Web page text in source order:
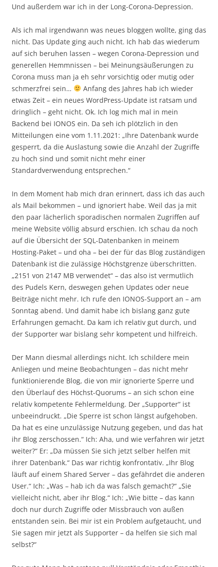
Und außerdem war ich in der Long-Corona-Depression.
Als ich mal irgendwann was neues bloggen wollte, ging das
nicht. Das Update ging auch nicht. Ich hab das wiederum
auf sich beruhen lassen – wegen Corona-Depression und
generellen Hemmnissen – bei Meinungsäußerungen zu
Corona muss man ja eh sehr vorsichtig oder mutig oder
schmerzfrei sein…
Anfang des Jahres hab ich wieder
etwas Zeit – ein neues WordPress-Update ist ratsam und
dringlich – geht nicht. Ok. Ich log mich mal in mein
Backend bei IONOS ein. Da seh ich plötzlich in den
Mitteilungen eine vom 1.11.2021: „Ihre Datenbank wurde
gesperrt, da die Auslastung sowie die Anzahl der Zugriffe
zu hoch sind und somit nicht mehr einer
Standardverwendung entsprechen.“
In dem Moment hab mich dran erinnert, dass ich das auch
als Mail bekommen – und ignoriert habe. Weil das ja mit
den paar lächerlich sporadischen normalen Zugriffen auf
meine Website völlig absurd erschien. Ich schau da noch
auf die Übersicht der SQL-Datenbanken in meinem
Hosting-Paket – und oha – bei der für das Blog zuständigen
Datenbank ist die zulässige Höchstgrenze überschritten.
„2151 von 2147 MB verwendet“ – das also ist vermutlich
des Pudels Kern, deswegen gehen Updates oder neue
Beiträge nicht mehr. Ich rufe den IONOS-Support an – am
Sonntag abend. Und damit habe ich bislang ganz gute
Erfahrungen gemacht. Da kam ich relativ gut durch, und
der Supporter war bislang sehr kompetent und hilfreich.
Der Mann diesmal allerdings nicht. Ich schildere mein
Anliegen und meine Beobachtungen – das nicht mehr
funktionierende Blog, die von mir ignorierte Sperre und
den Überlauf des Höchst-Quorums – an sich schon eine
relativ kompetente Fehlermeldung. Der „Supporter“ ist
unbeeindruckt. „Die Sperre ist schon längst aufgehoben.
Da hat es eine unzulässige Nutzung gegeben, und das hat
ihr Blog zerschossen.“ Ich: Aha, und wie verfahren wir jetzt
weiter?“ Er: „Da müssen Sie sich jetzt selber helfen mit
ihrer Datenbank.“ Das war richtig konfrontativ. „Ihr Blog
läuft auf einem Shared Server – das gefährdet die anderen
User.“ Ich: „Was – hab ich da was falsch gemacht?“ „Sie
vielleicht nicht, aber ihr Blog.“ Ich: „Wie bitte – das kann
doch nur durch Zugriffe oder Missbrauch von außen
entstanden sein. Bei mir ist ein Problem aufgetaucht, und
Sie sagen mir jetzt als Supporter – da helfen sie sich mal
selbst?“